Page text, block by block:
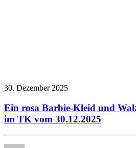
30. Dezember 2025
Ein rosa Barbie-Kleid und
im TK vom 30.12.2025